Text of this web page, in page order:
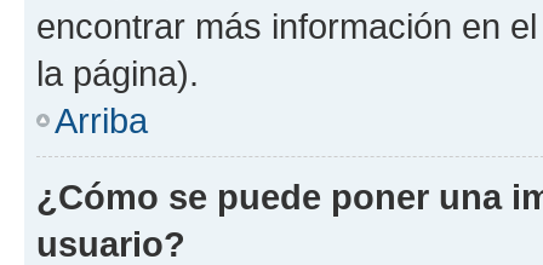
encontrar más información en
la página).
Arriba
¿Cómo se puede poner una
usuario?